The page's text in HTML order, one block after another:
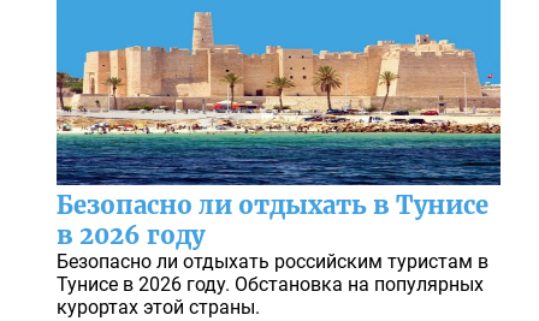
Безопасно ли отдыхать в Тунисе
в 2026 году
Безопасно ли отдыхать российским туристам в
Тунисе в 2026 году. Обстановка на популярных
курортах этой страны.